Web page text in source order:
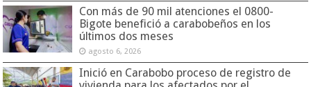
Con más de 90 mil atenciones el 0800-
Bigote benefició a carabobeños en los
últimos dos meses
agosto 6, 2026
Inició en Carabobo proceso de registro de